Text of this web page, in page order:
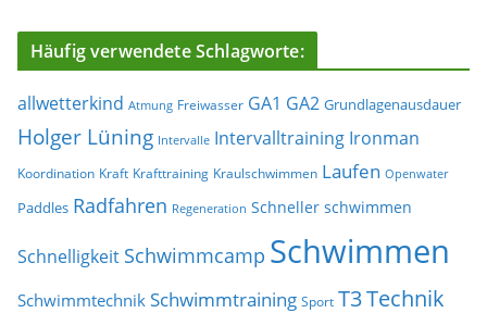
Häufig verwendete Schlagworte:
allwetterkind Atmung Freiwasser GA1 GA2 Grundlagenausdauer
Holger Lüning Intervalle Intervalltraining Ironman
Koordination Kraft Krafttraining Kraulschwimmen Laufen Openwater
Paddles Radfahren Regeneration Schneller schwimmen
Schnelligkeit Schwimmcamp Schwimmen
Schwimmtechnik Schwimmtraining Sport T3Technik